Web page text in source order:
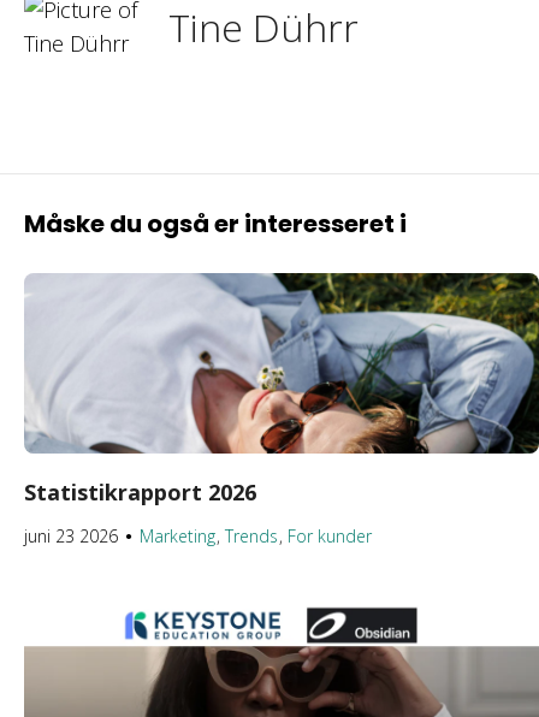
Tine Dührr
Måske du også er interesseret i
Statistikrapport 2026
juni 23 2026 ● Marketing Trends For kunder